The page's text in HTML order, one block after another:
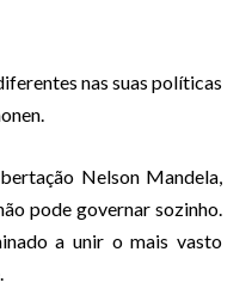
nas suas políticas
Nelson Mandela,
pode governar sozinho.
a unir o mais vasto